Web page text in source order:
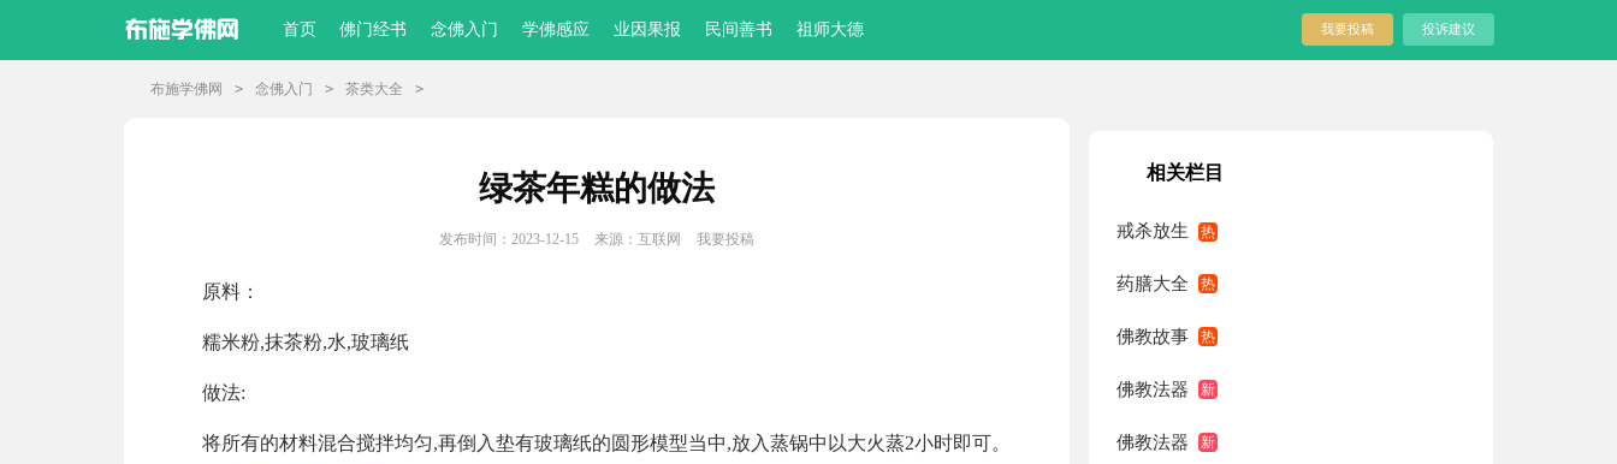
首页 佛门经书 念佛入门 学佛感应 业因果报 民间善书 祖师大德 我要投稿 投诉建议
布施学佛网 > 念佛入门 > 茶类大全 >
绿茶年糕的做法
发布时间：2023-12-15 来源：互联网 我要投稿
原料：
糯米粉,抹茶粉,水,玻璃纸
做法:
将所有的材料混合搅拌均匀,再倒入垫有玻璃纸的圆形模型当中,放入蒸锅中以大火蒸2小时即可。
相关栏目
戒杀放生
药膳大全
佛教故事
佛教法器
佛教法器